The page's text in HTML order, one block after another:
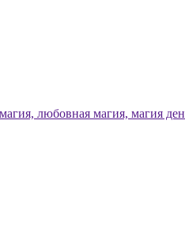
любовная магия, магия